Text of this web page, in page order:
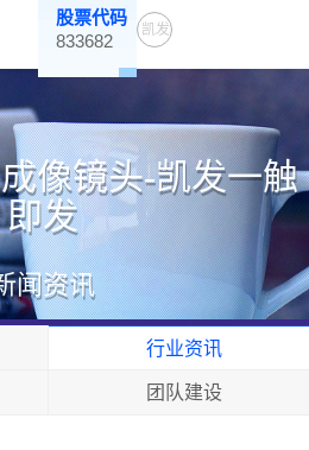
股票代码
833682
凯发
像镜头-凯发一触
即发
闻资讯
行业资讯
团队建设